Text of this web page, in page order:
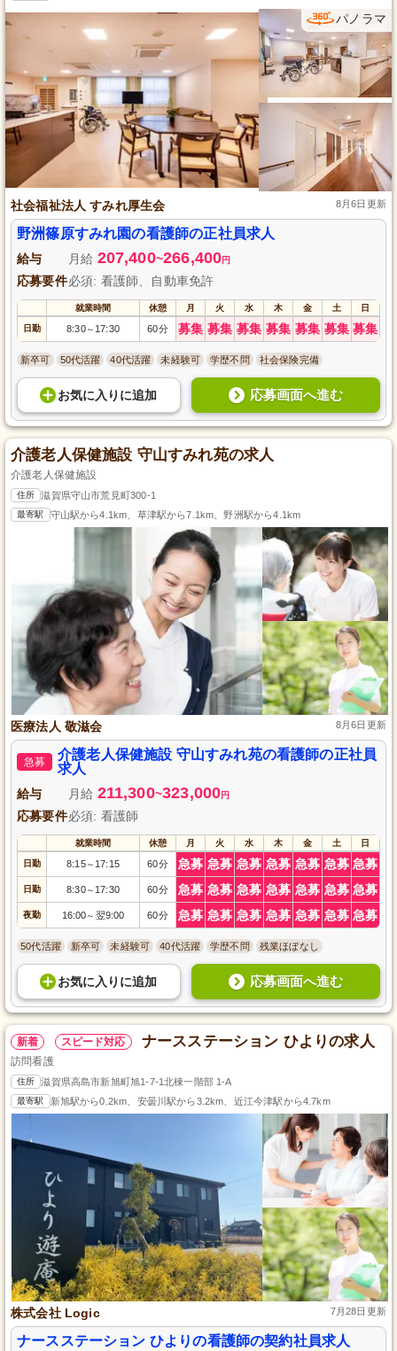
パノラマ
社会福祉法人 すみれ厚生会 8月6日更新
野洲篠原すみれ園の看護師の正社員求人
給与 月給 207,400~266,400円
応募要件必須: 看護師、自動車免許
就業時間 休憩 月 火 水 木 金 土 日
日勤 8:30～ 17:30 60分 募集 募集 募集 募集 募集 募集 募集
新卒可 50代活躍 40代活躍 未経験可 学歴不問 社会保険完備
お気に入り に追加 応募画面へ進む
介護老人保健施設 守山すみれ苑の求人
介護老人保健施設
住所 滋賀県守山市荒見町300-1
最寄駅 守山駅から4.1km、草津駅から7.1km、野洲駅から4.1km
医療法人 敬滋会 8月6日更新
急募
介護老人保健施設 守山すみれ苑の看護師の正社員
求人
給与 月給 211,300~323,000円
応募要件必須: 看護師
就業時間 休憩 月 火 水 木 金 土 日
日勤 8:15～ 17:15 60分 急募 急募 急募 急募 急募 急募 急募
日勤 8:30～ 17:30 60分 急募 急募 急募 急募 急募 急募 急募
夜勤 16:00～ 翌9:00 60分 急募 急募 急募 急募 急募 急募 急募
50代活躍 新卒可 未経験可 40代活躍 学歴不問 残業ほぼなし
お気に入り に追加 応募画面へ進む
新着 スピード対応 ナースステーション ひよりの求人
訪問看護
住所 滋賀県高島市新旭町旭1-7-1北棟一階部 1-A
最寄駅 新旭駅から0.2km、安曇川駅から3.2km、近江今津駅から4.7km
株式会社 Logic 7月28日更新
ナースステーション ひよりの看護師の契約社員求人